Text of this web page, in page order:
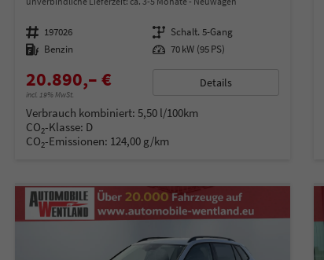
Fahrzeugnummer 197026 Getriebe Schalt. 5-Gang
Kraftstoff Benzin Leistung 70 kW (95 PS)
20.890,– €
incl. 19% MwSt.
Details
Verbrauch kombiniert: 5,50 l/100km
CO2-Klasse: D
CO2-Emissionen: 124,00 g/km